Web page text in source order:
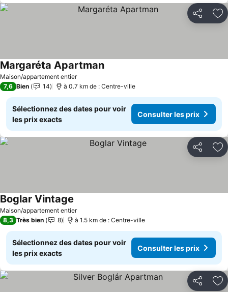
Partager
Maison/appartement entier
Margaréta ApartmanConsulter les prix
7,6 Bien 14 à 0.7 km de : Centre-ville
Sélectionnez des dates pour voir
les prix exacts
Consulter les prix
Partager
Maison/appartement entier
Boglar Vintage
8,3 Très bien 8 à 1.5 km de : Centre-ville
Sélectionnez des dates pour voir
les prix exacts
Consulter les prix
Partager